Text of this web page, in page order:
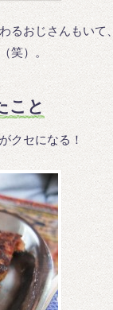
るおじさんもいて
笑）。
こと
クセになる！